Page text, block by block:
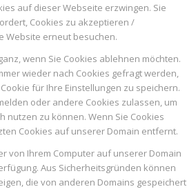
auf dieser Webseite erzwingen. Sie
Cookies zu akzeptieren /
Website erneut besuchen.
wenn Sie Cookies ablehnen möchten.
wieder nach Cookies gefragt werden,
für Ihre Einstellungen zu speichern.
oder andere Cookies zulassen, um
nutzen zu können. Wenn Sie Cookies
Cookies auf unserer Domain entfernt.
von Ihrem Computer auf unserer Domain
Aus Sicherheitsgründen können
die von anderen Domains gespeichert